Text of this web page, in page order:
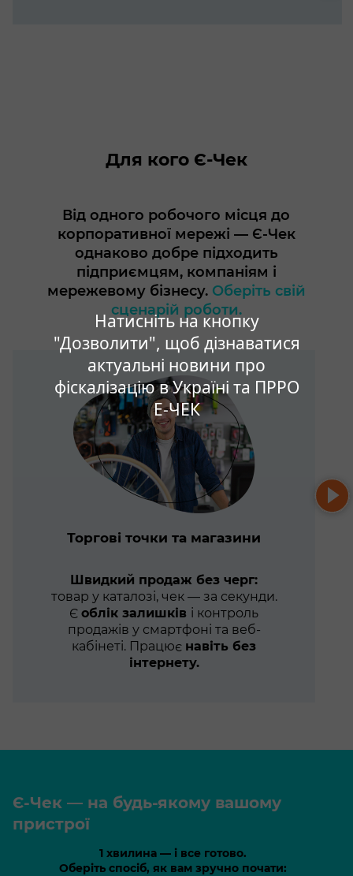
Натисніть на кнопку
"Дозволити", щоб дізнаватися
актуальні новини про
фіскалізацію в Україні та ПРРО
Е-ЧЕК
Для кого Є-Чек
Від одного робочого місця до
корпоративної мережі — Є-Чек
однаково добре підходить
підприємцям, компаніям і
мережевому бізнесу. Оберіть свій
сценарій роботи.
Торгові точки та магазини
Швидкий продаж без черг:
товар у каталозі, чек — за секунди.
Єоблік залишків і контроль
продажів у смартфоні та веб-
кабінеті. Працює навіть без
інтернету.
Є-Чек — на будь-якому вашому
пристрої
1 хвилина — і все готово.
Оберіть спосіб, як вам зручно почати: